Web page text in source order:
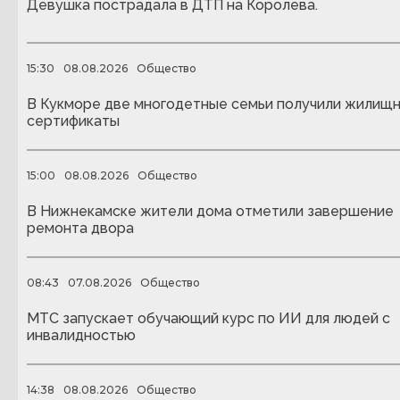
Девушка пострадала в ДТП на Королева.
15:30 08.08.2026 Общество
В Кукморе две многодетные семьи получили
сертификаты
15:00 08.08.2026 Общество
В Нижнекамске жители дома отметили завершение
ремонта двора
08:43 07.08.2026 Общество
МТС запускает обучающий курс по ИИ для людей с
инвалидностью
14:38 08.08.2026 Общество